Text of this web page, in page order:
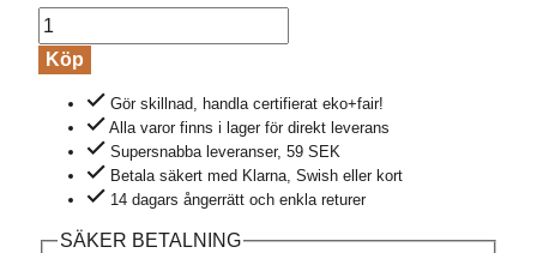
Sweatshirt
kortärm
boxy
DEEPALI
mängd
Köp
Gör skillnad, handla certifierat eko+fair!
Alla varor finns i lager för direkt leverans
Supersnabba leveranser, 59 SEK
Betala säkert med Klarna, Swish eller kort
14 dagars ångerrätt och enkla returer
SÄKER BETALNING